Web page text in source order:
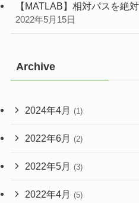
【MATLAB】相対パスを絶
2022年5月15日
Archive
2024年4月 (1)
2022年6月 (2)
2022年5月 (3)
2022年4月 (5)